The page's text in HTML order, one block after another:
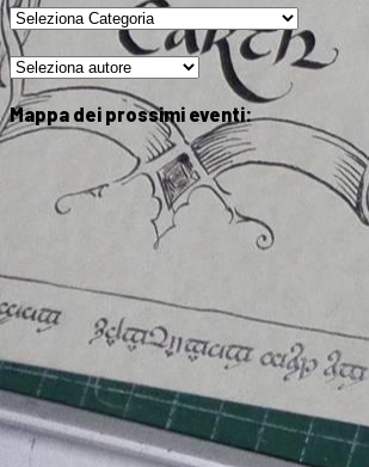
Mappa dei prossimi eventi: